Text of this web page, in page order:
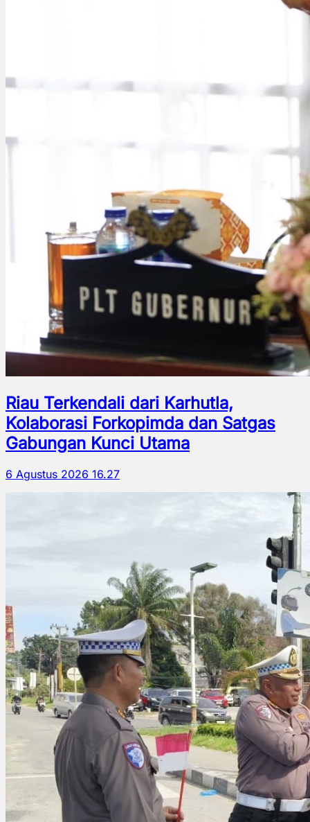
Riau Terkendali dari Karhutla,
Kolaborasi Forkopimda dan Satgas
Gabungan Kunci Utama
6 Agustus 2026 16.27